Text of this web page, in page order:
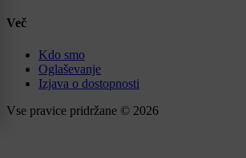
Več
Kdo smo
Oglaševanje
Izjava o dostopnosti
Vse pravice pridržane © 2026